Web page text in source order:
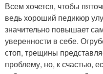
Всем хочется, чтобы
ведь хороший педикюр
значительно повышает
уверенности в себе.
стоп, трещины
проблему, но, к счастью,